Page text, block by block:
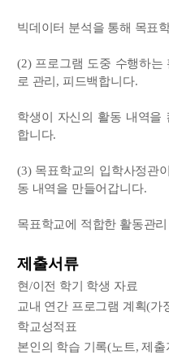
빅데이터 분석을 통해 목표
(2) 프로그램 도중 수행하는
로 관리, 피드백합니다.
학생이 자신의 활동 내역을
합니다.
(3) 목표학교의 입학사정관
동 내역을 만들어갑니다.
목표학교에 적합한 활동관
제출서류
현/이전 학기 학생 자료
교내 연간 프로그램 계획(가
학교성적표
본인의 학습 기록(노트, 제